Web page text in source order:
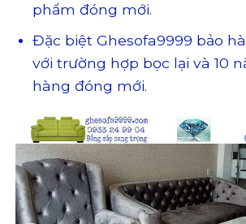
phẩm đóng mới.
Đặc biệt Ghesofa9999 bảo
với trường hợp bọc lại và 10
hàng đóng mới.